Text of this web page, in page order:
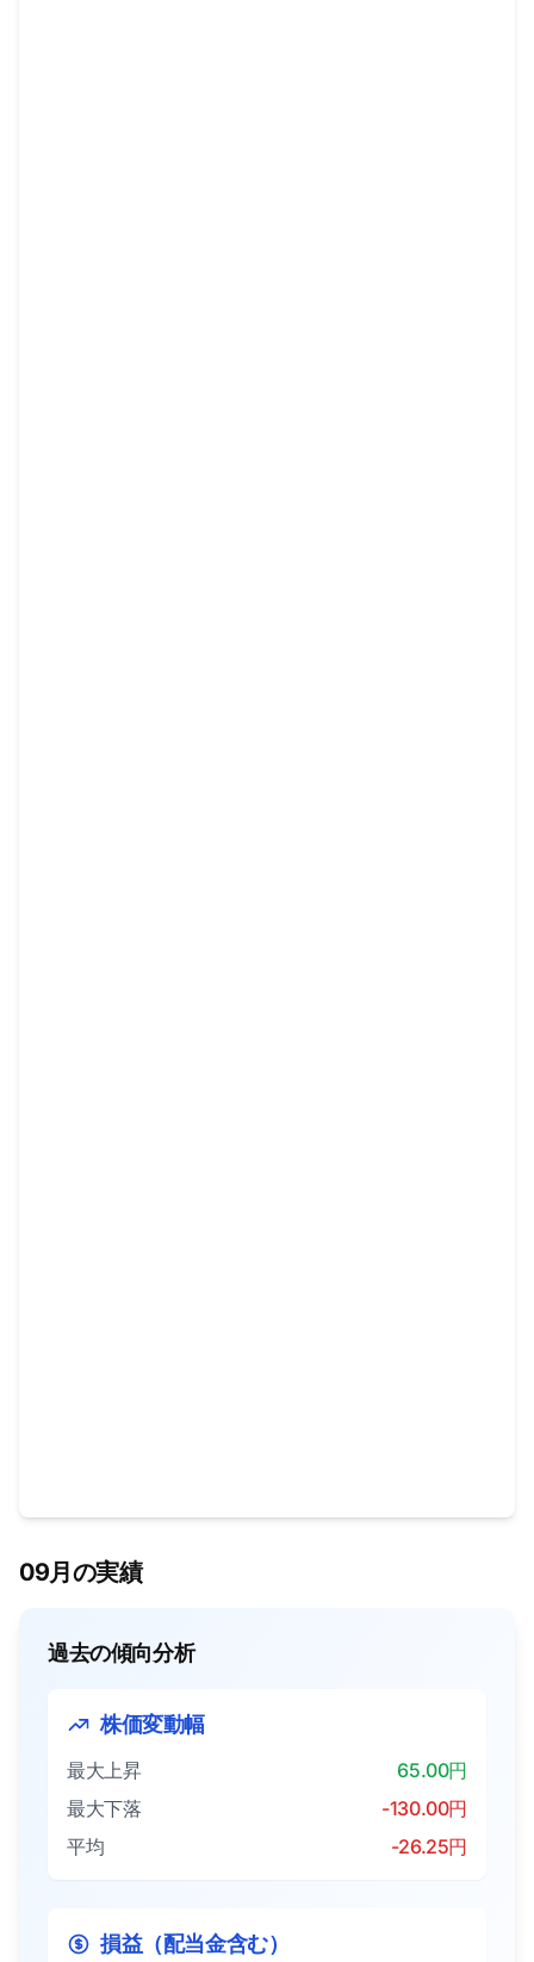
09月の実績
過去の傾向分析
株価変動幅
最大上昇
65.00円
最大下落
-130.00円
平均
-26.25円
損益（配当金含む）